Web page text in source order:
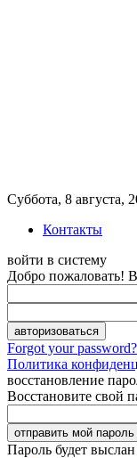
Суббота, 8 августа,
Контакты
войти в систему
Добро пожаловать!
Forgot your
Политика
восстановление
Восстановите свой
Пароль будет